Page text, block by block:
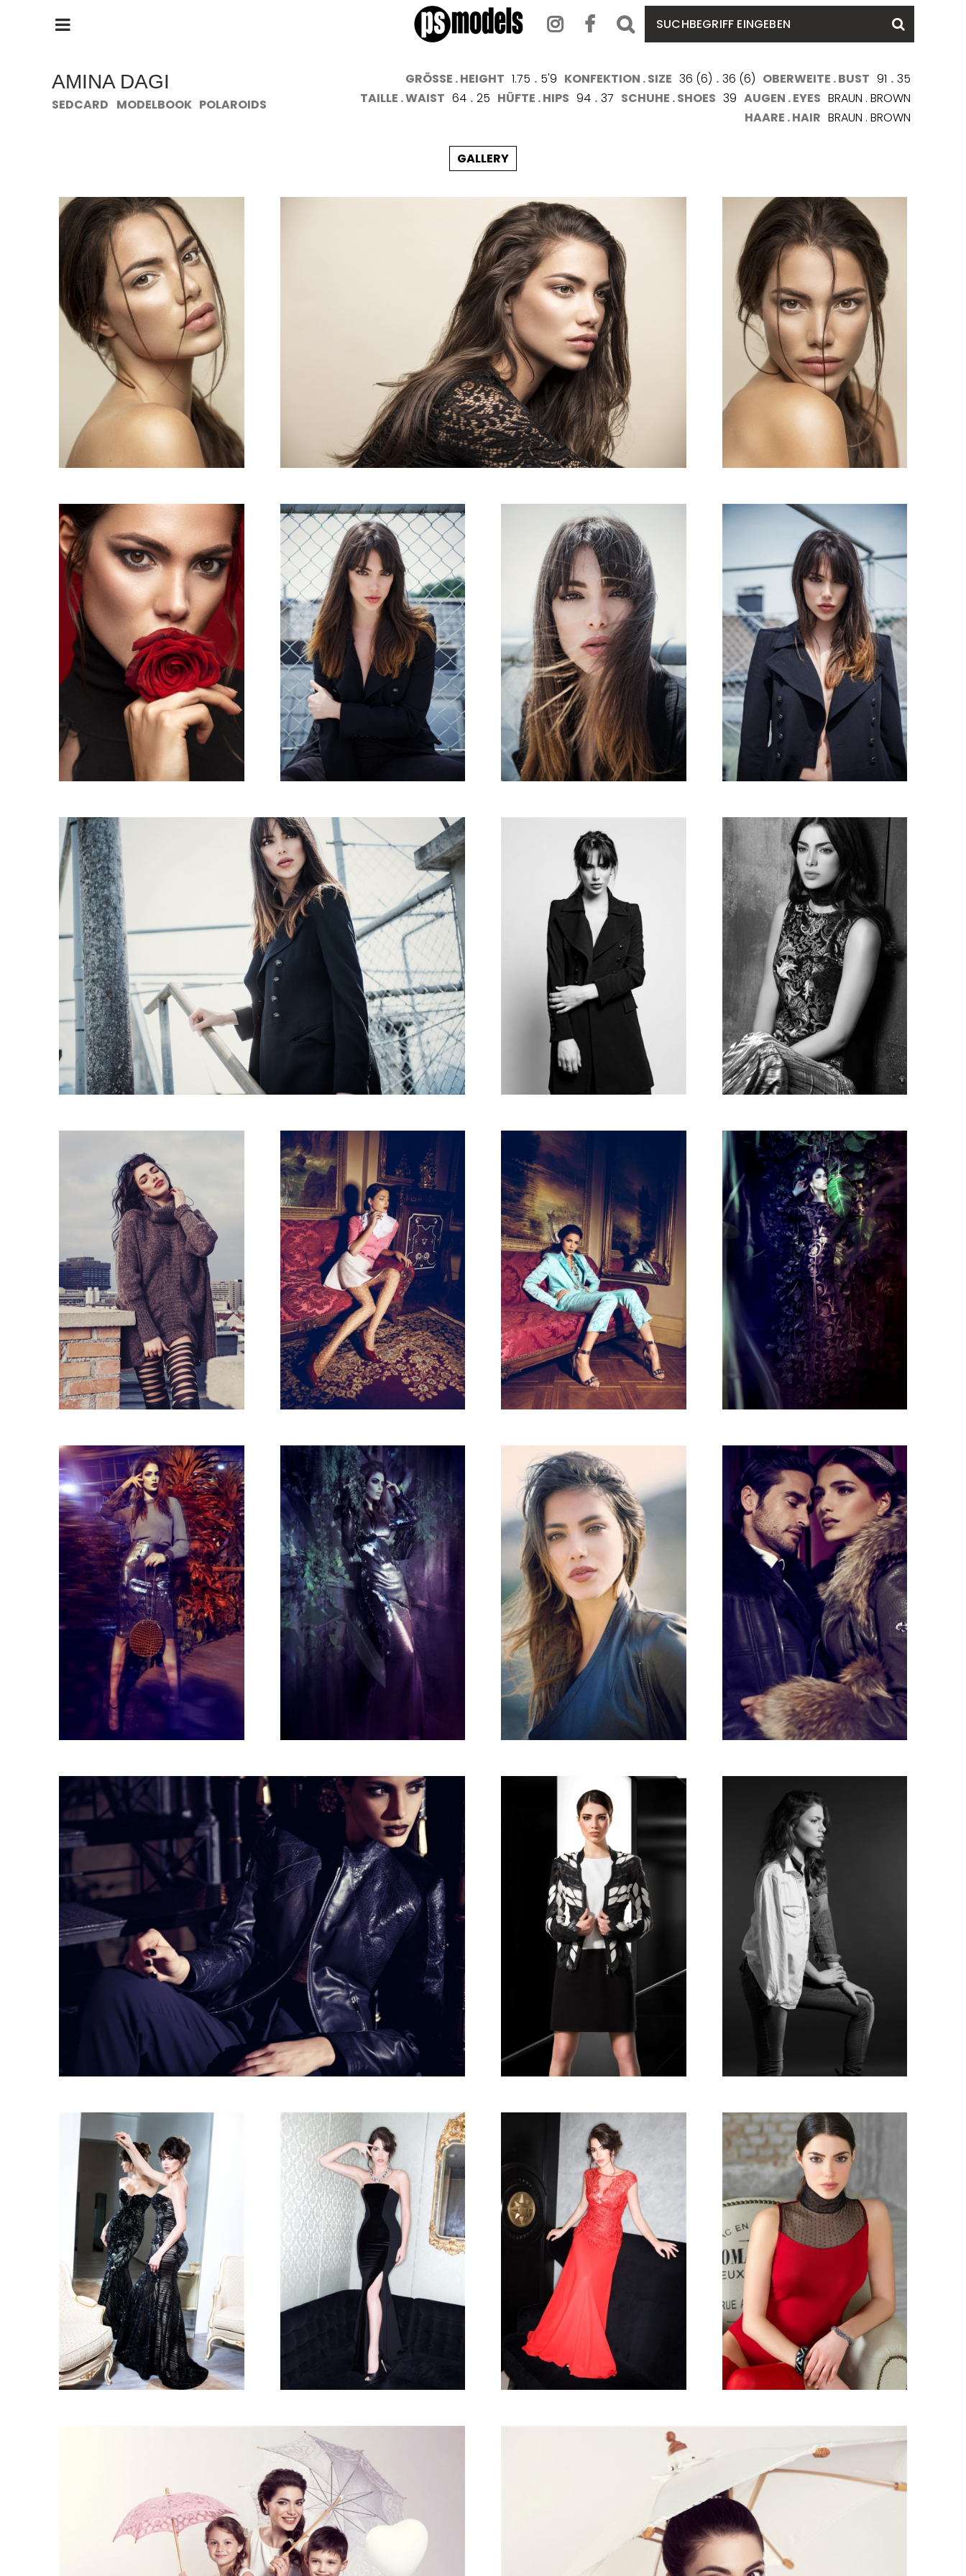
EINGEBEN
HAUPTMENÜ
AMINA DAGI
SEDCARD MODELBOOK POLAROIDS
GRÖSSE . HEIGHT 1.75 . 5'9 KONFEKTION . SIZE 36 (6) . 36 (6) OBERWEITE . BUST 91 . 35
TAILLE . WAIST 64 . 25 HÜFTE . HIPS 94 . 37 SCHUHE . SHOES 39 AUGEN . EYES BRAUN . BROWN
HAARE . HAIR BRAUN . BROWN
GALLERY